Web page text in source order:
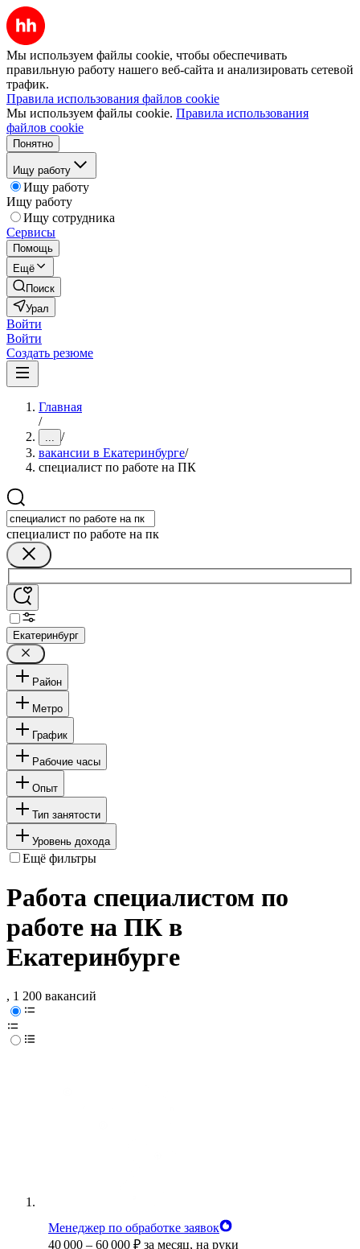
Мы используем файлы cookie, чтобы обеспечивать
правильную работу нашего веб-сайта и анализировать сетевой
трафик.
Правила использования файлов cookie
Мы используем файлы cookie. Правила использования
файлов cookie
Понятно
Ищу работу
Ищу работу
Ищу работу
Ищу сотрудника
Сервисы
Помощь
Ещё
Поиск
Урал
Войти
Войти
Создать резюме
Главная
/
... /
вакансии в Екатеринбурге/
специалист по работе на ПК
специалист по работе на пк
Екатеринбург
Район
Метро
График
Рабочие часы
Опыт
Тип занятости
Уровень дохода
Ещё фильтры
Работа специалистом по
работе на ПК в
Екатеринбурге
, 1 200 вакансий
Менеджер по обработке заявок
40 000 – 60 000 ₽ за месяц, на руки